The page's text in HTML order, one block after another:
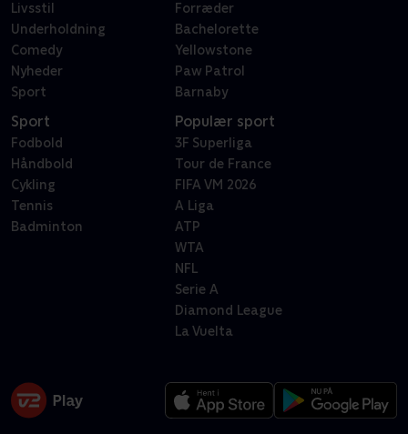
Livsstil
Underholdning
Comedy
Nyheder
Sport
Forræder
Bachelorette
Yellowstone
Paw Patrol
Barnaby
Sport
Fodbold
Håndbold
Cykling
Tennis
Badminton
Populær sport
3F Superliga
Tour de France
FIFA VM 2026
A Liga
ATP
WTA
NFL
Serie A
Diamond League
La Vuelta